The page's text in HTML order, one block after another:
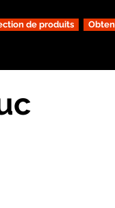
de produits